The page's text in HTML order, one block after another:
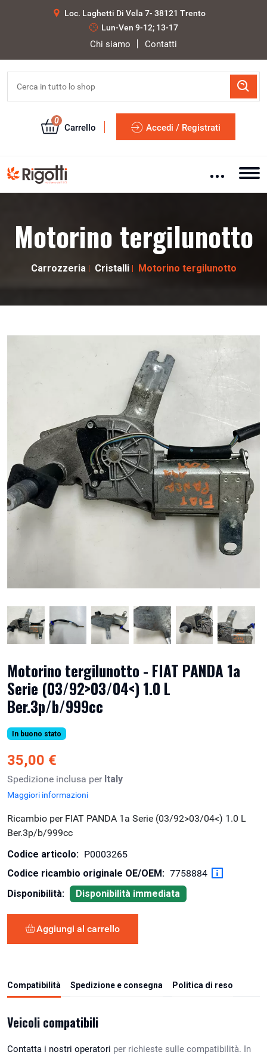
Loc. Laghetti Di Vela 7- 38121 Trento
Lun-Ven 9-12; 13-17
Chi siamo Contatti
0
Carrello Accedi / Registrati
Motorino tergilunotto
Carrozzeria Cristalli Motorino tergilunotto
Motorino tergilunotto - FIAT PANDA 1a
Serie (03/92>03/04<) 1.0 L
Ber.3p/b/999cc
In buono stato
35,00 €
Spedizione inclusa per Italy
Maggiori informazioni
Ricambio per FIAT PANDA 1a Serie (03/92>03/04<) 1.0 L
Ber.3p/b/999cc
Codice articolo: P0003265
Codice ricambio originale OE/OEM: 7758884
Disponibilità:
Disponibilità immediata
Aggiungi al carrello
Compatibilità Spedizione e consegna Politica di reso
Veicoli compatibili
Contatta i nostri operatori per richieste sulle compatibilità. In